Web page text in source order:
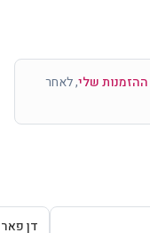
ההזמנות שלי, לאחר
דן